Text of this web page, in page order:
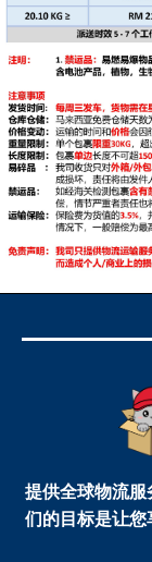
提供全球物流
们的目标是让